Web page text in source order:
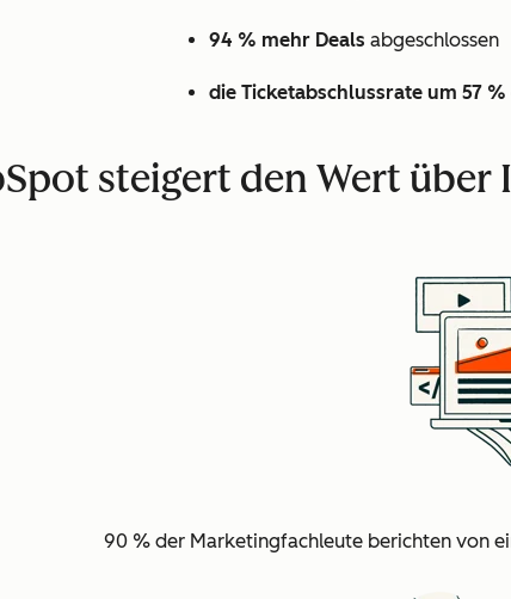
94 % mehr Deals abgeschlossen
die Ticketabschlussrate um 57 %
steigert den Wert
90 % der Marketingfachleute berichten von